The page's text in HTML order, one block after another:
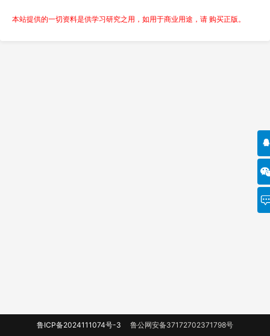
本站提供的一切资料是供学习研究之用，如用于商业用途，请 购买正版。
鲁ICP备2024111074号-3 鲁公网安备37172702371798号